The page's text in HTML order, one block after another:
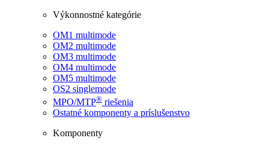
Výkonnostné kategórie
OM1 multimode
OM2 multimode
OM3 multimode
OM4 multimode
OM5 multimode
OS2 singlemode
MPO/MTP® ​ riešenia
Ostatné komponenty a príslušenstvo
Komponenty